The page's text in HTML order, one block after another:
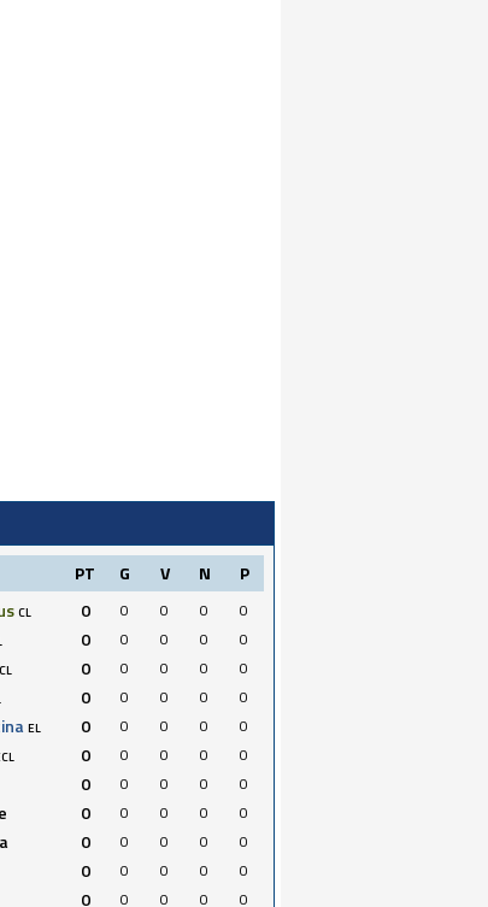
PT G V N P
CL 0 0 0 0
0
0 0 0 0
0
CL 0 0 0 0
0
0 0 0 0
0
EL 0 0 0 0
0
0 0 0 0
0
0 0 0 0
0
0 0 0 0
0
0 0 0 0
0
0 0 0 0
0
0 0 0 0 0